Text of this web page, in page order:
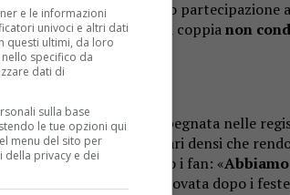
Michele, durante la loro partecipazione
confermato che la coppianon
Incontrada sarà impegnata nelle
da regista. Due calendari densi che
comunque tranquillizzato i fan: «
che si preannuncia rinnovata dopo i
e le informazioni
univoci e altri dati
questi ultimi, da loro
specifico da
dati di
sulla base
le tue opzioni qui
menu del sito per
della privacy e dei